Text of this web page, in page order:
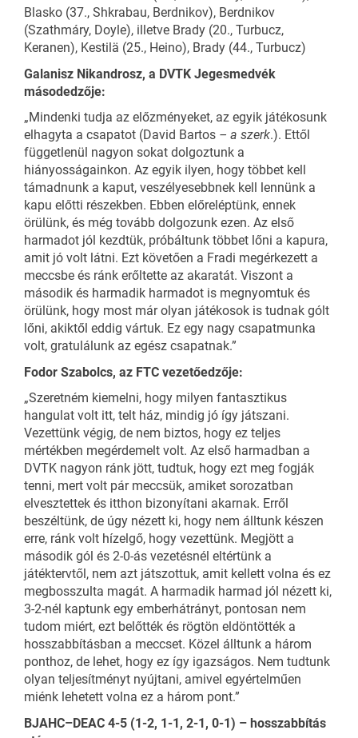
Blasko (37., Shkrabau, Berdnikov), Berdnikov
(Szathmáry, Doyle), illetve Brady (20., Turbucz,
Keranen), Kestilä (25., Heino), Brady (44., Turbucz)
Galanisz Nikandrosz, a DVTK Jegesmedvék
másodedzője:
„Mindenki tudja az előzményeket, az egyik játékosunk
elhagyta a csapatot (David Bartos – a szerk.). Ettől
függetlenül nagyon sokat dolgoztunk a
hiányosságainkon. Az egyik ilyen, hogy többet kell
támadnunk a kaput, veszélyesebbnek kell lennünk a
kapu előtti részekben. Ebben előreléptünk, ennek
örülünk, és még tovább dolgozunk ezen. Az első
harmadot jól kezdtük, próbáltunk többet lőni a kapura,
amit jó volt látni. Ezt követően a Fradi megérkezett a
meccsbe és ránk erőltette az akaratát. Viszont a
második és harmadik harmadot is megnyomtuk és
örülünk, hogy most már olyan játékosok is tudnak gólt
lőni, akiktől eddig vártuk. Ez egy nagy csapatmunka
volt, gratulálunk az egész csapatnak.”
Fodor Szabolcs, az FTC vezetőedzője:
„Szeretném kiemelni, hogy milyen fantasztikus
hangulat volt itt, telt ház, mindig jó így játszani.
Vezettünk végig, de nem biztos, hogy ez teljes
mértékben megérdemelt volt. Az első harmadban a
DVTK nagyon ránk jött, tudtuk, hogy ezt meg fogják
tenni, mert volt pár meccsük, amiket sorozatban
elvesztettek és itthon bizonyítani akarnak. Erről
beszéltünk, de úgy nézett ki, hogy nem álltunk készen
erre, ránk volt hízelgő, hogy vezettünk. Megjött a
második gól és 2-0-ás vezetésnél eltértünk a
játéktervtől, nem azt játszottuk, amit kellett volna és ez
megbosszulta magát. A harmadik harmad jól nézett ki,
3-2-nél kaptunk egy emberhátrányt, pontosan nem
tudom miért, ezt belőtték és rögtön eldöntötték a
hosszabbításban a meccset. Közel álltunk a három
ponthoz, de lehet, hogy ez így igazságos. Nem tudtunk
olyan teljesítményt nyújtani, amivel egyértelműen
miénk lehetett volna ez a három pont.”
BJAHC–DEAC 4-5 (1-2, 1-1, 2-1, 0-1) – hosszabbítás